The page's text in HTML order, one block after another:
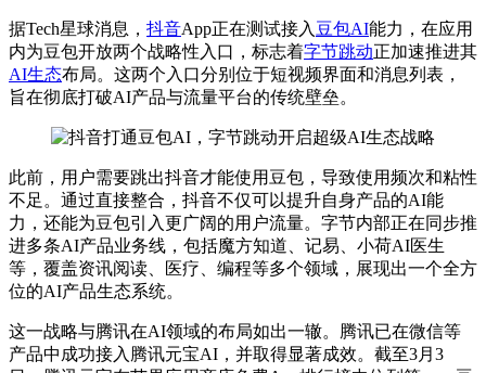
据Tech星球消息， 抖音App正在测试接入 豆包AI能力，在应用
内为豆包开放两个战略性入口，标志着字节跳动正加速推进其
AI生态布局。这两个入口分别位于短视频界面和消息列表，
旨在彻底打破AI产品与流量平台的传统壁垒。
此前，用户需要跳出抖音才能使用豆包，导致使用频次和粘性
不足。通过直接整合，抖音不仅可以提升自身产品的AI能
力，还能为豆包引入更广阔的用户流量。字节内部正在同步推
进多条AI产品业务线，包括魔方知道、记易、小荷AI医生
等，覆盖资讯阅读、医疗、编程等多个领域，展现出一个全方
位的AI产品生态系统。
这一战略与腾讯在AI领域的布局如出一辙。腾讯已在微信等
产品中成功接入腾讯元宝AI，并取得显著成效。截至3月3